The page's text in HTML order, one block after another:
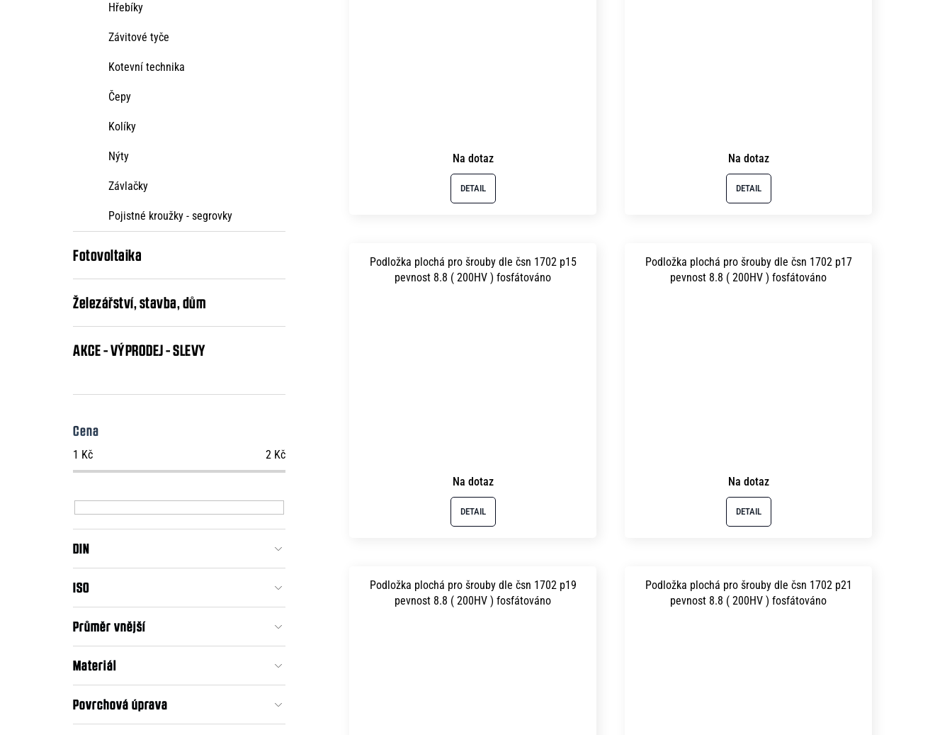
Hřebíky
Závitové tyče
Kotevní technika
Čepy
Kolíky
Nýty
Závlačky
Pojistné kroužky - segrovky
Fotovoltaika
Železářství, stavba, dům
AKCE - VÝPRODEJ - SLEVY
Cena
1 Kč 2 Kč
DIN
ISO
Průměr vnější
Materiál
Povrchová úprava
Na dotaz
DETAIL
Na dotaz
DETAIL
Podložka plochá pro šrouby dle čsn 1702 p15
pevnost 8.8 ( 200HV ) fosfátováno
Na dotaz
DETAIL
Podložka plochá pro šrouby dle čsn 1702 p17
pevnost 8.8 ( 200HV ) fosfátováno
Na dotaz
DETAIL
Podložka plochá pro šrouby dle čsn 1702 p19
pevnost 8.8 ( 200HV ) fosfátováno
Podložka plochá pro šrouby dle čsn 1702 p21
pevnost 8.8 ( 200HV ) fosfátováno